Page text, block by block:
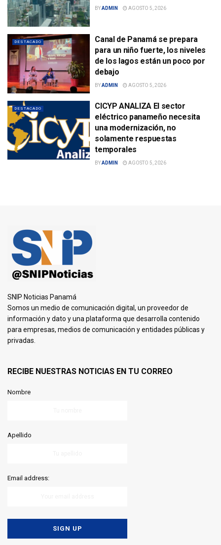
BYADMIN AGOSTO 5, 2026
DESTACADO
Canal de Panamá se prepara
para un niño fuerte, los niveles
de los lagos están un poco por
debajo
BYADMIN AGOSTO 5, 2026
DESTACADO
CICYP ANALIZA El sector
eléctrico panameño necesita
una modernización, no
solamente respuestas
temporales
BYADMIN AGOSTO 5, 2026
SNIP Noticias Panamá
Somos un medio de comunicación digital, un proveedor de
información y dato y una plataforma que desarrolla contenido
para empresas, medios de comunicación y entidades públicas y
privadas.
RECIBE NUESTRAS NOTICIAS EN TU CORREO
Nombre
Apellido
Email address: